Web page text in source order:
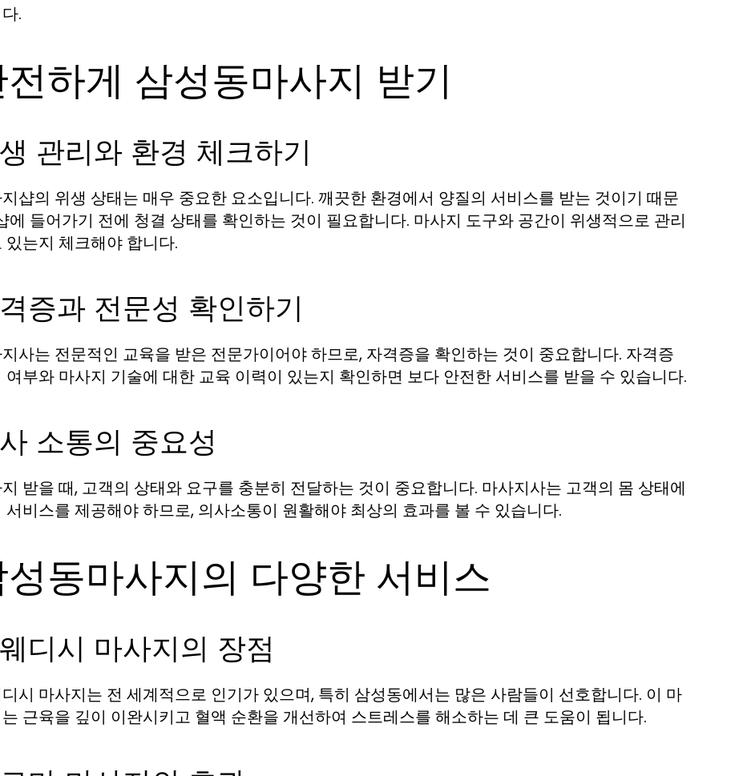
.
전하게 삼성동마사지 받기
관리와 환경 체크하기
샵의 위생 상태는 매우 중요한 요소입니다. 깨끗한 환경에서 양질의 서비스를 받는 것이기 때문
에 들어가기 전에 청결 상태를 확인하는 것이 필요합니다. 마사지 도구와 공간이 위생적으로 관리
있는지 체크해야 합니다.
증과 전문성 확인하기
사는 전문적인 교육을 받은 전문가이어야 하므로, 자격증을 확인하는 것이 중요합니다. 자격증
여부와 마사지 기술에 대한 교육 이력이 있는지 확인하면 보다 안전한 서비스를 받을 수 있습니다.
소통의 중요성
받을 때, 고객의 상태와 요구를 충분히 전달하는 것이 중요합니다. 마사지사는 고객의 몸 상태에
서비스를 제공해야 하므로, 의사소통이 원활해야 최상의 효과를 볼 수 있습니다.
동마사지의 다양한 서비스
디시 마사지의 장점
시 마사지는 전 세계적으로 인기가 있으며, 특히 삼성동에서는 많은 사람들이 선호합니다. 이 마
근육을 깊이 이완시키고 혈액 순환을 개선하여 스트레스를 해소하는 데 큰 도움이 됩니다.